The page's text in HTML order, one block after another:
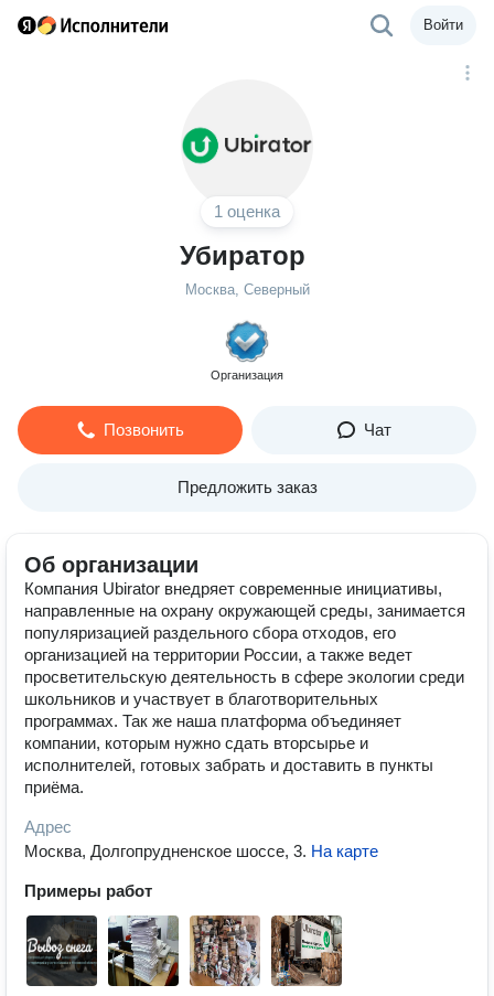
Войти
1 оценка
Убиратор
Москва, Северный
Организация
Позвонить Чат
Предложить заказ
Об организации
Компания Ubirator внедряет современные инициативы,
направленные на охрану окружающей среды, занимается
популяризацией раздельного сбора отходов, его
организацией на территории России, а также ведет
просветительскую деятельность в сфере экологии среди
школьников и участвует в благотворительных
программах. Так же наша платформа объединяет
компании, которым нужно сдать вторсырье и
исполнителей, готовых забрать и доставить в пункты
приёма.
Адрес
Москва, Долгопрудненское шоссе, 3. На карте
Примеры работ